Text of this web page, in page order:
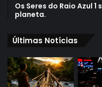
Os Seres do Raio Azul
planeta.
Últimas Notícias